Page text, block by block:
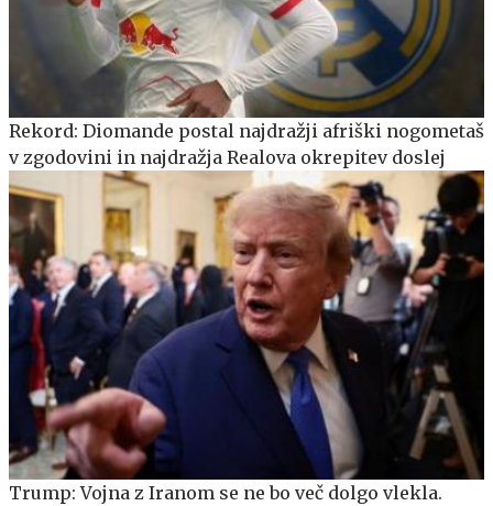
Rekord: Diomande postal najdražji afriški nogometaš
v zgodovini in najdražja Realova okrepitev doslej
Trump: Vojna z Iranom se ne bo več dolgo vlekla.